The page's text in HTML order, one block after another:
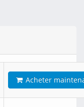
Acheter